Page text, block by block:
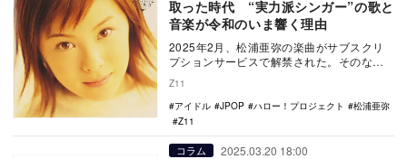
取った時代 “実力派シンガー”の歌と
音楽が令和のいま響く理由
2025年2月、松浦亜弥の楽曲がサブスクリ
プションサービスで解禁された。そのなか
トK…
Z11
アイドル
JPOP ハロー！プロジェクト
松浦亜弥
Z11
コラム 2025.03.20 18:00